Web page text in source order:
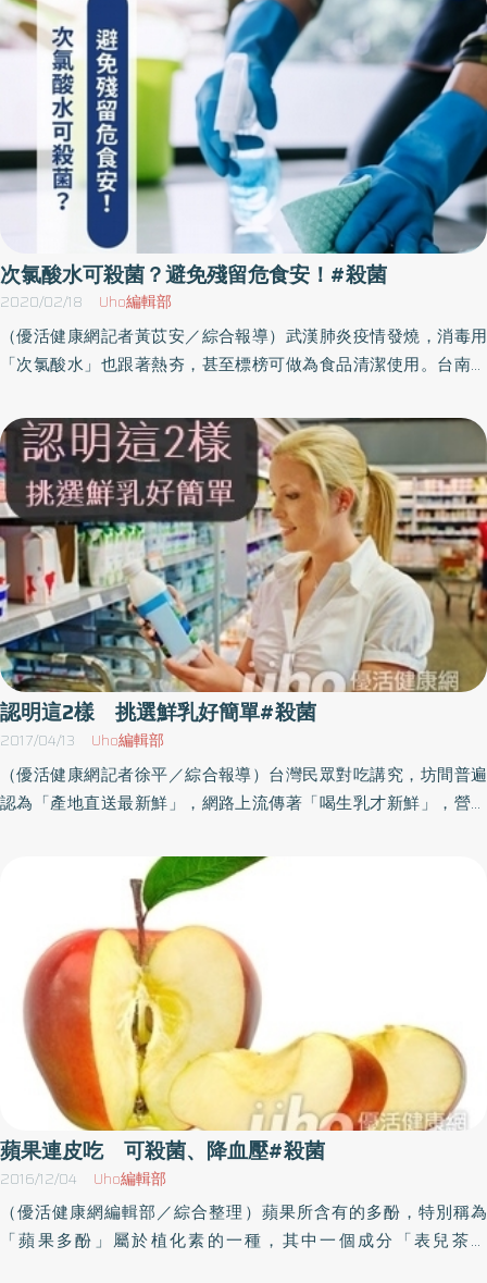
成為新的環境清潔思路，也因此現在國際上有很多益生菌的外部應
用以及研究，根據義大利臨床實驗研究發現，醫院內各種表面持續
受到多種微生物的污染，這些微生物可能導致醫院內的感染傳播，
但是使用消毒劑，從而可能導致醫院內多重抗藥性菌株進一步增
加，也因此最近國際上出現了一種，含有芽孢桿菌益生菌孢子的生
態可持續清潔劑應用，研究顯示益生菌清潔衛生系統（PCHS），可
以穩定地減少高達90%的表面病原體，且不會產生抗藥性菌種。 圖/
營養師羅晞蕾（左）與NUEXTROPY益淨元品牌主理人李旻薇（右）
提醒民眾避免過度清潔，以維持菌叢平衡。（NUEXTROPY益淨元提
供） 打破傳統益生菌只能吃進嘴裡的印象，現在歐洲已成為益生菌
清潔產品發展和應用的重要區域，許多的益生菌清潔產品起源於比
利時，鄰近的荷蘭、法國、瑞士、義大利、德國、英國等國，市場
上都可見益生菌清潔產品，有的國家甚至發布了相關的指導方針，
了農業領域益生菌清潔產品，並且同步在家庭清潔產品市場中，推
出無毒成分和更持久清潔效果的益生菌清潔產品發展。相較之下，
日本、韓國、中國、印度等亞洲國家，較致力於益生菌的食品、保
健品應用。雖然在日常家庭清潔領域的普及程度不如歐洲，但相關
研究和產品開發正在進行中，台灣也有業者引進相關益生菌專利，
打造環境淨化噴霧，例如NUEXTROPY益淨元的淨化噴霧，就是透過
「芽胞桿菌」的益生菌應用，能加強皮膚和環境的天然防護層，達
到舒敏與去除過敏原。 圖/NUEXTROPY益淨元的淨化噴霧，透過
「芽胞桿菌」的益生菌應用，能加強皮膚和環境的天然防護層，達
到舒敏與去除過敏原。（NUEXTROPY益淨元提供）
師指出，使用漱口水導致失去味覺，可能是因為漱口水含有酒精成
分，對味蕾過度刺激而讓敏感度下降，導致味覺暫時性的障礙。 李
雅玲醫師也提出另一種可能，一些漱口水中含有藥物成分「葡萄糖
酸氯己定（CHX，Chlorhexidine）」，這種成分證實能抑制牙菌膜
生長，防止牙周病。研究發現有0.1~0.2％的人使用後，成分會與味
蕾結合而導致味覺改變，一般幾天內就能恢復正常。夠辣殺菌效果
才強？醫澄清：無直接關係也有民眾抱怨漱口水口感太刺激，有人
甚至會稀釋使用，才能在口腔內漱口30秒。究竟不夠辣，或是稀釋
過的漱口水會不會清潔度不足？李雅玲表示，大部分漱口水口味刺
激是因為酒精成分，辣不辣與清潔強度沒有直接關係。而漱口水的
成分，也都有一定的濃度比例要求，若自行稀釋，可能會影響殺菌
或抑菌效果。含有藥效成分的漱口水建議僅在療程內使用，不適合
長期天天使用。目前大多數牙醫都建議患者選用不含酒精成分的漱
口水，只要能正確刷牙與使用牙線，不用漱口水也沒問題。（文章
次氯酸水可殺菌？避免殘留危食安！#殺菌
2020/02/18 Uho編輯部
（優活健康網記者黃苡安／綜合報導）武漢肺炎疫情發燒，消毒用
「次氯酸水」也跟著熱夯，甚至標榜可做為食品清潔使用。台南市
認可否用於清洗餐具或食材，使用後仍須妥適處理，避免殘留影響
健康。 需充分沖洗風乾 避免洗潔劑殘留台南市政府衛生局表示，次
氯酸水雖可用於清洗食品器具、容器及包裝等食品接觸面，但依據
衛生福利部訂定「食品用洗潔劑衛生標準」，次氯酸的使用濃度限
量，有效氯含量要在200ppm以下，清洗後應確實經排放或風乾揮
發等程序，以避免洗潔劑殘留。 衛生局指出，次氯酸水不可食用，
若用來清洗食品，只限於部分生鮮即食食品（如蔬果、生食水產
品），因為無法以加熱方式進行有效殺菌處理，才得以使用。使用
後須再經飲用水充分清洗、殺菁、加熱或其他適當處理，使最終食
品之殘留濃度總有效氯低於1ppm，才符合規定。 環境消毒濃度達
100ppm以上才有效消費者使用次氯酸水應按照產品使用說明，注意
濃度與用途，民眾用製造機自行生產之次氯酸水，濃度約在30ppm
～80ppm，因其無色、無嗆鼻氣味，應小心避免誤食。次氯酸水接
觸光線後容易還原成水和其他微量元素，不論市售瓶裝或製造機生
產之次氯酸水，若未以不透光容器妥善保存，放久了就失去消毒效
行環境消毒之次氯酸水的濃度要達到約100ppm～300ppm才有效，
不要用錯濃度做環境消毒。 衛生局建議，居家環境消毒可選擇成分
為「次氯酸鈉（NaClO）」之市售漂白水稀釋後使用，便宜又有效。
在通風良好處，以一般市售漂白水（NaClO濃度約5％）10毫升加1公
升清水的比例，配製稀釋成500ppm的含氯消毒液，用來擦拭門
把、按鈕、扶手等物體表面，靜置至少10 分鐘（浸泡抹布、拖把則
至少30 分鐘）即有作用，之後可再以清水擦拭，以降低異味。
認明這2樣 挑選鮮乳好簡單#殺菌
2017/04/13 Uho編輯部
（優活健康網記者徐平／綜合報導）台灣民眾對吃講究，坊間普遍
認為「產地直送最新鮮」，網路上流傳著「喝生乳才新鮮」，營養
的生乳汁，不建議直接販售和飲用的，台大動物科學技術系教授陳
明汝建議，選擇採用巴氏殺菌法的鮮乳，才能品嚐到更接近生乳的
口感與營養。想喝到接近生乳口感的鮮乳 巴氏殺菌法說得算台大
動物科學技術系教授陳明汝表示，生乳不像農產品採收後可立即食
用，必須經過專業殺菌程序後才能飲用。殺菌溫度不同會影響蛋白
質結構，目前台灣市售鮮乳多採超高溫殺菌技術，會讓鮮乳的口感
和營養受影響。營養師劉怡里表示，生乳經超高溫殺菌會產生特殊
加熱烹煮風味，若採用巴氏殺菌法，不但喝起來有接近生乳般的口
感，同時還能保留生乳中的乳鐵蛋白與免疫球蛋白，營養更接近生
乳。接近生乳口感的挑選祕訣：巴氏殺菌、二大標章因應消費者嚴
格的需求，近幾年市場上陸續出現許多新興的鮮乳品牌，各自都有
一套在地的產銷履歷，標榜濃純香、產地直銷，使得民眾在選擇鮮
乳時眼花撩亂。陳明汝教授提醒，挑選鮮乳首先需認明國產鮮乳牛
頭標章與台灣優良農產品CAS標章，再來可透過瓶身的殺菌標示選
擇鮮乳口感及營養。劉怡里營養師強調，傳統超高溫殺菌鮮乳奶味
蘋果連皮吃 可殺菌、降血壓#殺菌
2016/12/04 Uho編輯部
（優活健康網編輯部／綜合整理）蘋果所含有的多酚，特別稱為
「蘋果多酚」屬於植化素的一種，其中一個成分「表兒茶素